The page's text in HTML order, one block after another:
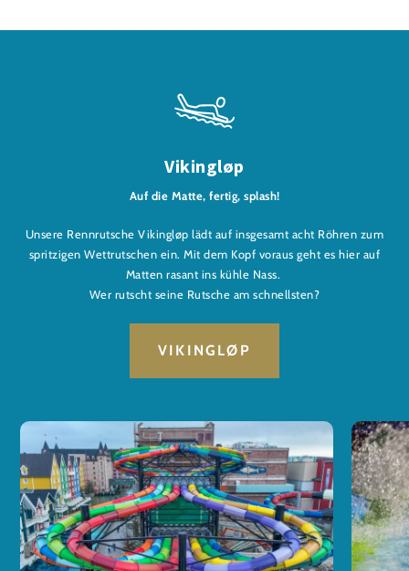
Vikingløp
Auf die Matte, fertig, splash!
Unsere Rennrutsche Vikingløp lädt auf insgesamt acht Röhren zum
spritzigen Wettrutschen ein. Mit dem Kopf voraus geht es hier auf
Matten rasant ins kühle Nass.
Wer rutscht seine Rutsche am schnellsten?
VIKINGLØP